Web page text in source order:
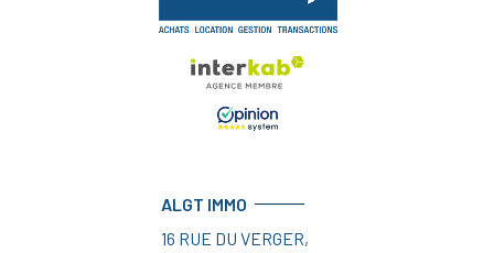
ALGT IMMO
16 RUE DU VERGER,